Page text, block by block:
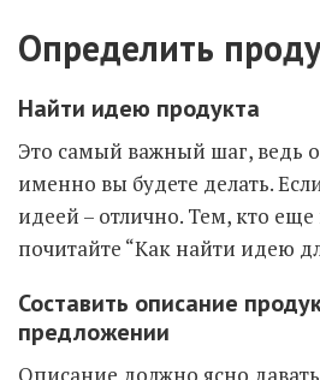
Определить
Найти идею продукта
Это самый важный шаг, ведь
именно вы будете делать.
идеей – отлично. Тем, кто еще
почитайте “Как найти идею
Составить описание
предложении